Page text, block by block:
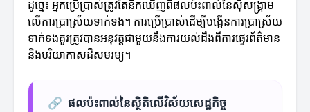
ដូច្នេះ អ្នកប្រើប្រាស់ត្រូវតែនឹកឃើញពីផលប៉ះពាល់នៃស៊ីសង្រ្គាម
លើការប្រាស្រ័យទាក់ទង។ ការប្រើប្រាស់ដើម្បីបង្កើនការប្រាស្រ័យ
ទាក់ទងគួរត្រូវបានអនុវត្តជាមួយនឹងការយល់ដឹងពីការផ្ទេរព័ត៌មាន
និងបរិយាកាសដ៏សមរម្យ។
🔗 ផលប៉ះពាល់នៃស្ថិតិលើវិស័យសេដ្ឋកិច្ច